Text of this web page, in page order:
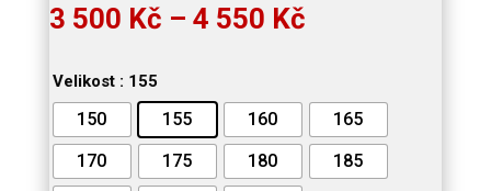
3 500 Kč – 4 550 KčRozpětí
až
4
550 Kč
Velikost : 155
150 155 160
165
170
175 180
185